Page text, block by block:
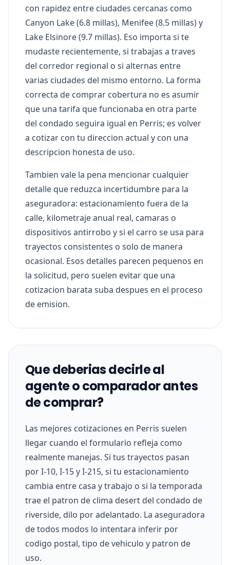
con rapidez entre ciudades cercanas como
Canyon Lake (6.8 millas), Menifee (8.5 millas) y
Lake Elsinore (9.7 millas). Eso importa si te
mudaste recientemente, si trabajas a traves
del corredor regional o si alternas entre
varias ciudades del mismo entorno. La forma
correcta de comprar cobertura no es asumir
que una tarifa que funcionaba en otra parte
del condado seguira igual en Perris; es volver
a cotizar con tu direccion actual y con una
descripcion honesta de uso.
Tambien vale la pena mencionar cualquier
detalle que reduzca incertidumbre para la
aseguradora: estacionamiento fuera de la
calle, kilometraje anual real, camaras o
dispositivos antirrobo y si el carro se usa para
trayectos consistentes o solo de manera
ocasional. Esos detalles parecen pequenos en
la solicitud, pero suelen evitar que una
cotizacion barata suba despues en el proceso
de emision.
Que deberias decirle al
agente o comparador antes
de comprar?
Las mejores cotizaciones en Perris suelen
llegar cuando el formulario refleja como
realmente manejas. Si tus trayectos pasan
por I-10, I-15 y I-215, si tu estacionamiento
cambia entre casa y trabajo o si la temporada
trae el patron de clima desert del condado de
riverside, dilo por adelantado. La aseguradora
de todos modos lo intentara inferir por
codigo postal, tipo de vehiculo y patron de
uso.